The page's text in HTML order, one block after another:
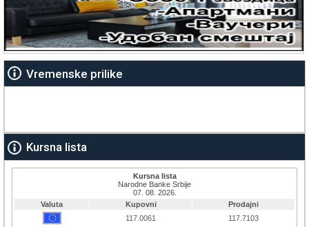
Vremenske prilike
Kursna lista